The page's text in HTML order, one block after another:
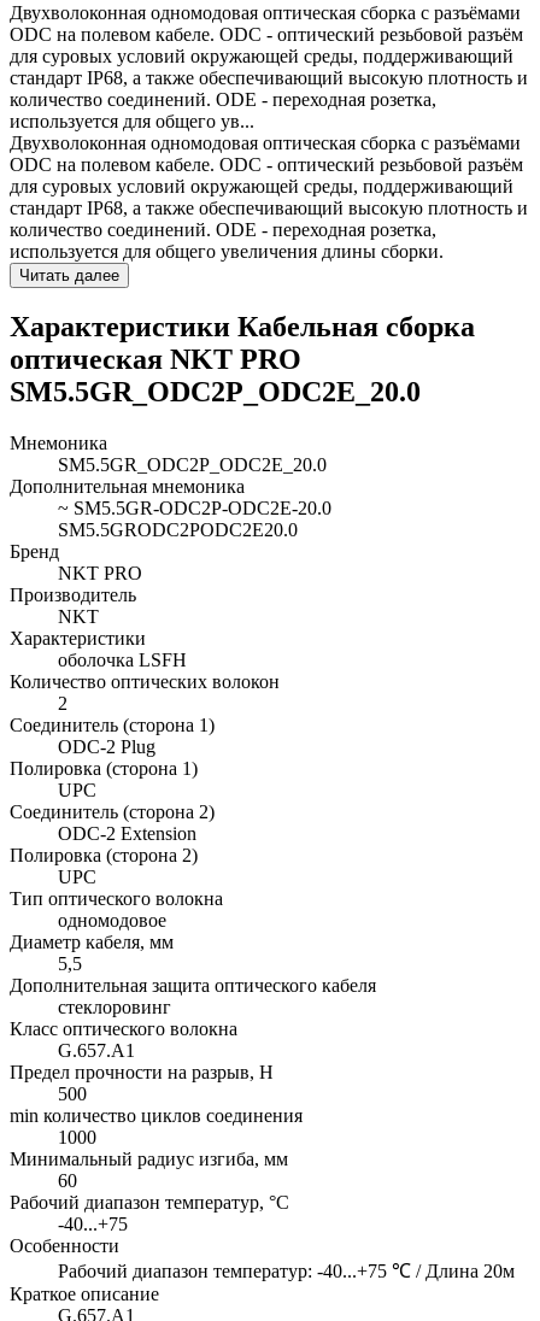
Двухволоконная одномодовая оптическая сборка с разъёмами
ODC на полевом кабеле. ODC - оптический резьбовой разъём
для суровых условий окружающей среды, поддерживающий
стандарт IP68, а также обеспечивающий высокую плотность и
количество соединений. ODE - переходная розетка,
используется для общего ув...
Двухволоконная одномодовая оптическая сборка с разъёмами
ODC на полевом кабеле. ODC - оптический резьбовой разъём
для суровых условий окружающей среды, поддерживающий
стандарт IP68, а также обеспечивающий высокую плотность и
количество соединений. ODE - переходная розетка,
используется для общего увеличения длины сборки.
Читать далее
Характеристики Кабельная сборка
оптическая NKT PRO
SM5.5GR_ODC2P_ODC2E_20.0
Мнемоника
SM5.5GR_ODC2P_ODC2E_20.0
Дополнительная мнемоника
~ SM5.5GR-ODC2P-ODC2E-20.0
SM5.5GRODC2PODC2E20.0
Бренд
NKT PRO
Производитель
NKT
Характеристики
оболочка LSFH
Количество оптических волокон
2
Соединитель (сторона 1)
ODC-2 Plug
Полировка (сторона 1)
UPC
Соединитель (сторона 2)
ODC-2 Extension
Полировка (сторона 2)
UPC
Тип оптического волокна
одномодовое
Диаметр кабеля, мм
5,5
Дополнительная защита оптического кабеля
стеклоровинг
Класс оптического волокна
G.657.A1
Предел прочности на разрыв, H
500
min количество циклов соединения
1000
Минимальный радиус изгиба, мм
60
Рабочий диапазон температур, °C
-40...+75
Особенности
Рабочий диапазон температур: -40...+75 ℃ / Длина 20м
Краткое описание
G.657.A1